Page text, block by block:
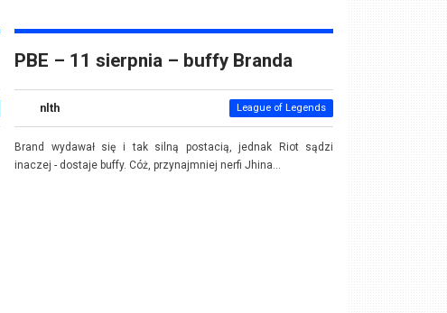
PBE – 11 sierpnia – buffy Branda
nlth League of Legends
Brand wydawał się i tak silną postacią, jednak Riot sądzi
inaczej - dostaje buffy. Cóż, przynajmniej nerfi Jhina...